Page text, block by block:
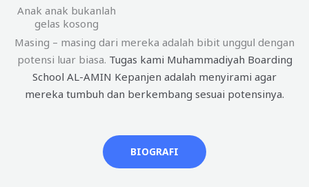
Anak anak bukanlah
gelas kosong
Masing – masing dari mereka adalah bibit unggul dengan
potensi luar biasa. Tugas kami Muhammadiyah Boarding
School AL-AMIN Kepanjen adalah menyirami agar
mereka tumbuh dan berkembang sesuai potensinya.
BIOGRAFI